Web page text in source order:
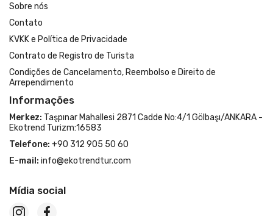
Sobre nós
Contato
KVKK e Política de Privacidade
Contrato de Registro de Turista
Condições de Cancelamento, Reembolso e Direito de
Arrependimento
Informações
Merkez: Taşpınar Mahallesi 2871 Cadde No:4/1 Gölbaşı/ANKARA -
Ekotrend Turizm:16583
Telefone: +90 312 905 50 60
E-mail: info@ekotrendtur.com
Mídia social